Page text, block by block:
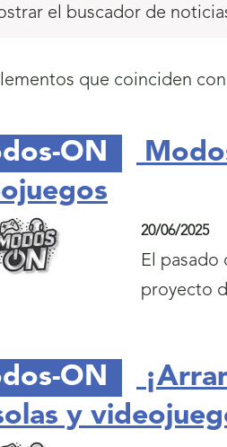
el buscador de
que coinciden
ON
20/06/2025
El pasado
proyecto
ON
y